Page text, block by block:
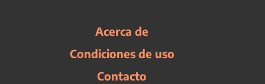
Acerca de
Condiciones de uso
Contacto